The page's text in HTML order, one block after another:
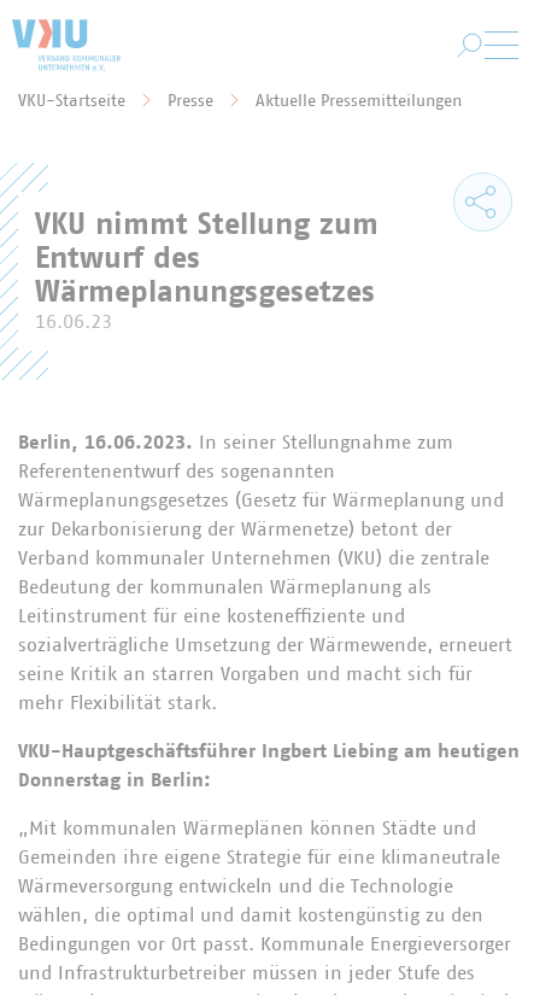
VKU-Startseite Presse Aktuelle Pressemitteilungen
VKU nimmt Stellung zum
Entwurf des
Wärmeplanungsgesetzes
16.06.23
Berlin, 16.06.2023. In seiner Stellungnahme zum
Referentenentwurf des sogenannten
Wärmeplanungsgesetzes (Gesetz für Wärmeplanung und
zur Dekarbonisierung der Wärmenetze) betont der
Verband kommunaler Unternehmen (VKU) die zentrale
Bedeutung der kommunalen Wärmeplanung als
Leitinstrument für eine kosteneffiziente und
sozialverträgliche Umsetzung der Wärmewende, erneuert
seine Kritik an starren Vorgaben und macht sich für
mehr Flexibilität stark.
VKU-Hauptgeschäftsführer Ingbert Liebing am heutigen
Donnerstag in Berlin:
„Mit kommunalen Wärmeplänen können Städte und
Gemeinden ihre eigene Strategie für eine klimaneutrale
Wärmeversorgung entwickeln und die Technologie
wählen, die optimal und damit kostengünstig zu den
Bedingungen vor Ort passt. Kommunale Energieversorger
und Infrastrukturbetreiber müssen in jeder Stufe des